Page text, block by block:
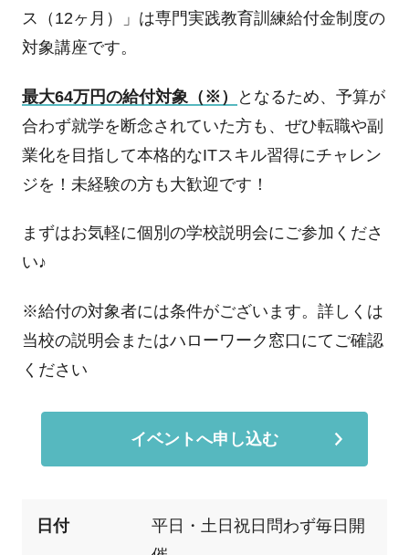
ス（12ヶ月）」は専門実践教育訓練給付金制度の
対象講座です。
最大64万円の給付対象（※）
となるため、予算が
合わず就学を断念されていた方も、ぜひ転職や副
業化を目指して本格的なITスキル習得にチャレン
ジを！未経験の方も大歓迎です！
まずはお気軽に個別の学校説明会にご参加くださ
い♪
※給付の対象者には条件がございます。詳しくは
当校の説明会またはハローワーク窓口にてご確認
ください
イベントへ申し込む
日付
平日・土日祝日問わず毎日開